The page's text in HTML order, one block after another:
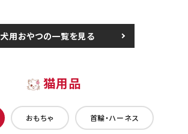
犬用おやつの一覧を見る
猫用品
おもちゃ 首輪・ハーネス